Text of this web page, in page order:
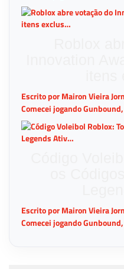
Escrito por Mairon Vieira
Comecei jogando
Escrito por Mairon Vieira
Comecei jogando